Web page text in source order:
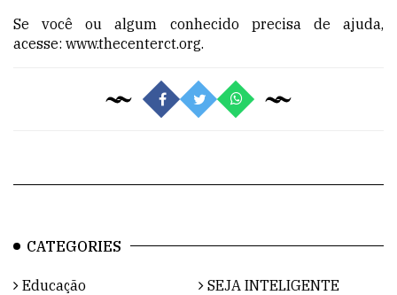
Se você ou algum conhecido precisa de ajuda,
acesse: www.thecenterct.org.
CATEGORIES
Educação
SEJA INTELIGENTE